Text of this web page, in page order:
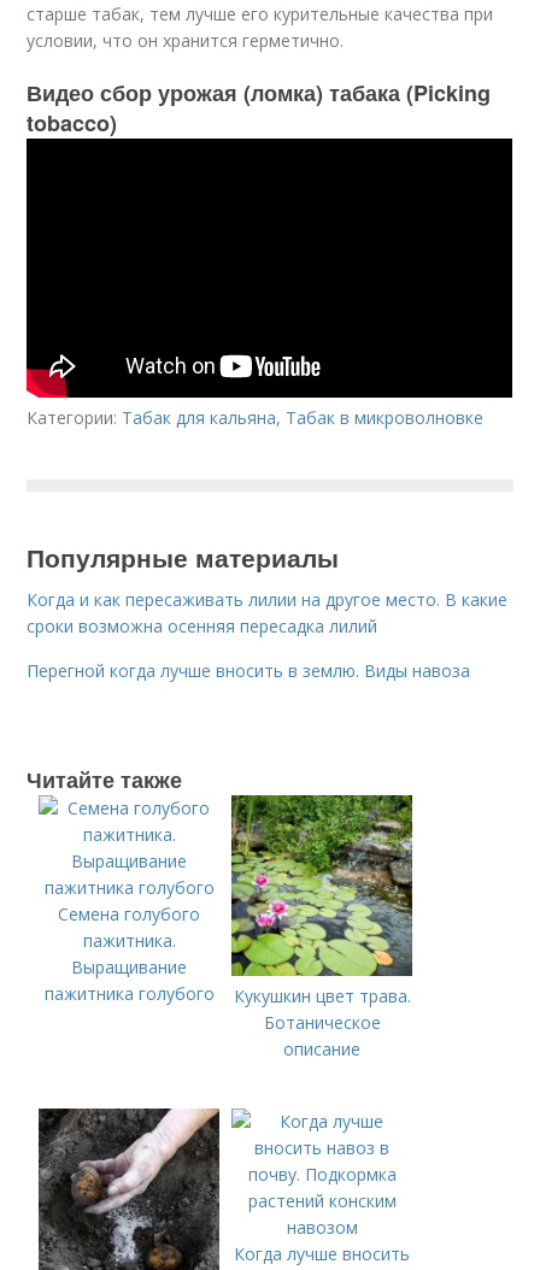
старше табак, тем лучше его курительные качества при
условии, что он хранится герметично.
Видео сбор урожая (ломка) табака (Picking
tobacco)
Категории: Табак для кальяна, Табак в микроволновке
Популярные материалы
Когда и как пересаживать лилии на другое место. В какие
сроки возможна осенняя пересадка лилий
Перегной когда лучше вносить в землю. Виды навоза
Читайте также
Семена голубого
пажитника.
Выращивание
пажитника голубого
Кукушкин цвет трава.
Ботаническое
описание
Когда лучше вносить